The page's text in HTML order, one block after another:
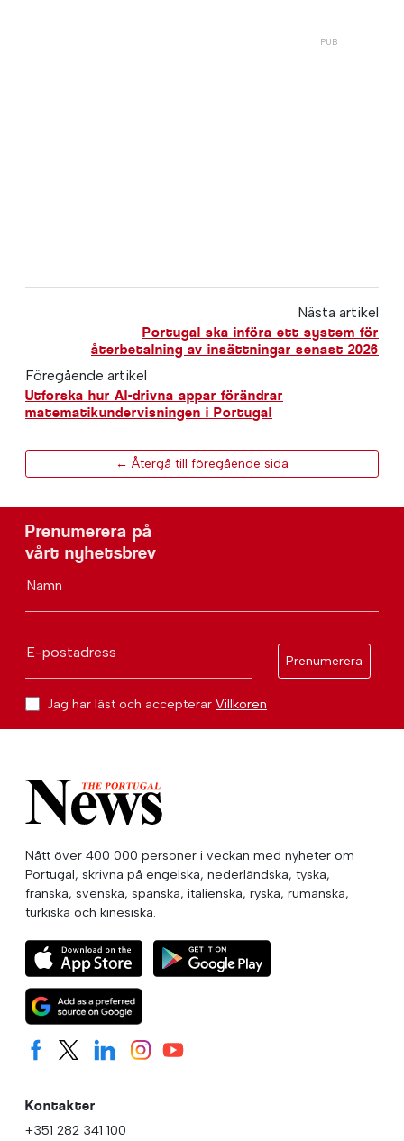
Nästa artikel
Portugal ska införa ett system för
återbetalning av insättningar senast 2026
Föregående artikel
Utforska hur AI-drivna appar förändrar
matematikundervisningen i Portugal
← Återgå till föregående sida
Prenumerera på
vårt nyhetsbrev
Namn
E-postadress
Prenumerera
Jag har läst och accepterar Villkoren
Nått över 400 000 personer i veckan med nyheter om
Portugal, skrivna på engelska, nederländska, tyska,
franska, svenska, spanska, italienska, ryska, rumänska,
turkiska och kinesiska.
Kontakter
+351 282 341 100